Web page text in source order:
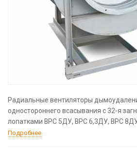
Радиальные вентиляторы
одностороннего всасывания с 32-я
лопатками ВРС 5ДУ, ВРС 6,3ДУ, ВРС
Подробнее